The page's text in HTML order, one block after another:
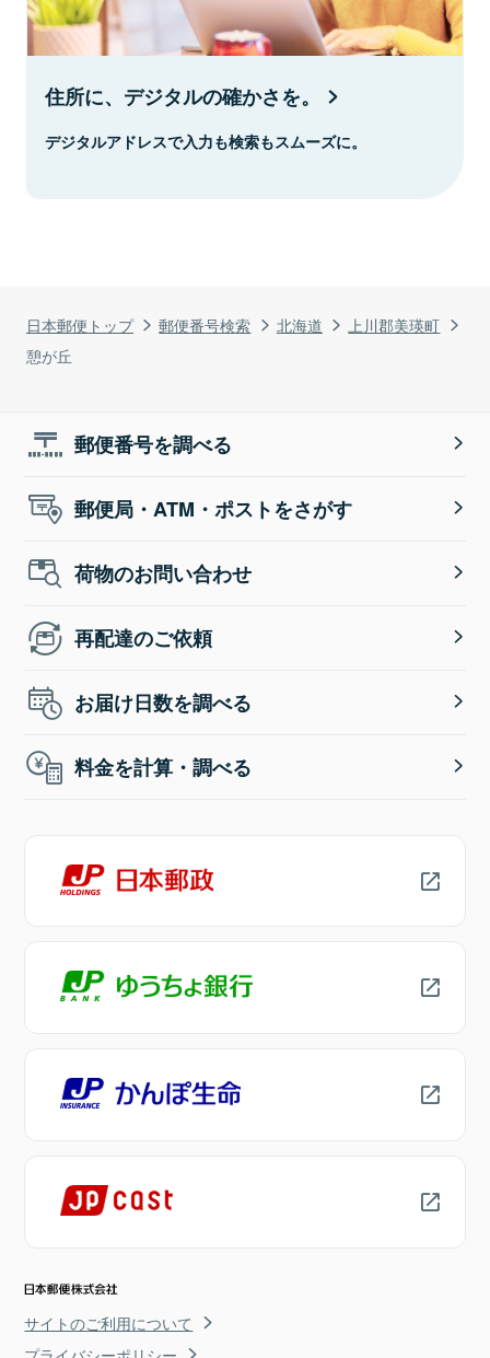
日本郵便トップ 郵便番号検索 北海道
上川郡美瑛町
憩が丘
住所に、デジタルの確かさを。
デジタルアドレスで入力も検索もスムーズに。
郵便番号を調べる
郵便局・ATM・ポストをさがす
荷物のお問い合わせ
再配達のご依頼
お届け日数を調べる
料金を計算・調べる
サイトのご利用について